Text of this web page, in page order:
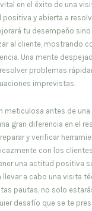
en el éxito de una
positiva y abierta a
tu desempeño
al cliente, mostrando
Una mente
problemas
imprevistas.
meticulosa antes de
gran diferencia en el
y verificar
con los
una actitud positiva
llevar a cabo una visita
pautas, no solo
desafío que se te